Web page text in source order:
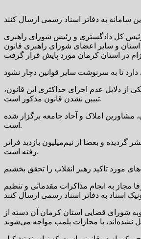
کل دادگستری و رئیس شورای راهبری
و سایر اعضای شورای راهبری قانون
که یکی از دلایل عدم اجرای حداکثری این قانون،
تبیین نشدن قانون مذکور است.
مشاورین املاک و آحاد جامعه برگزار شده
است.
و بعضا از نیم‌میلیون بازدید فراتر
رفته است.
به انجام مذاکرات مقدماتی و تنظیم
سامانه کاتب متصل شده‌اند و بر اساس مصوبه شورای قضایی استان کرمان آن دسته از